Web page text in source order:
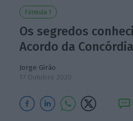
Fórmula 1
Os segredos
Acordo da Concórdia
Jorge Girão
17 Outubro 2020